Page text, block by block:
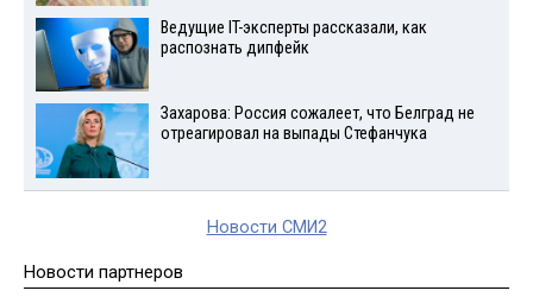
Ведущие IT-эксперты рассказали, как
распознать дипфейк
Захарова: Россия сожалеет, что Белград не
отреагировал на выпады Стефанчука
Новости СМИ2
Новости партнеров